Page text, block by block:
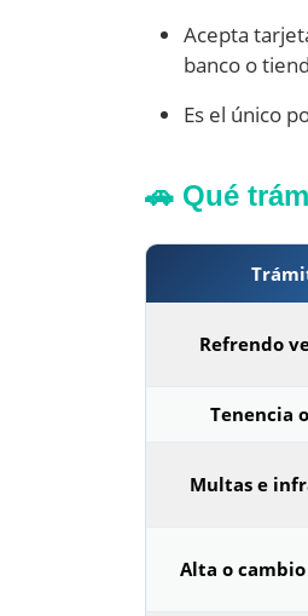
Acepta
banco o
Es el único
🚗 Qué
Refrendo
Tenencia
Multas e
Alta o